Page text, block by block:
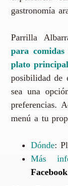
gastronomía
Parrilla
para
plato
posibilidad de
sea una
preferencias.
menú a tu
Dónde:
Más
Facebook